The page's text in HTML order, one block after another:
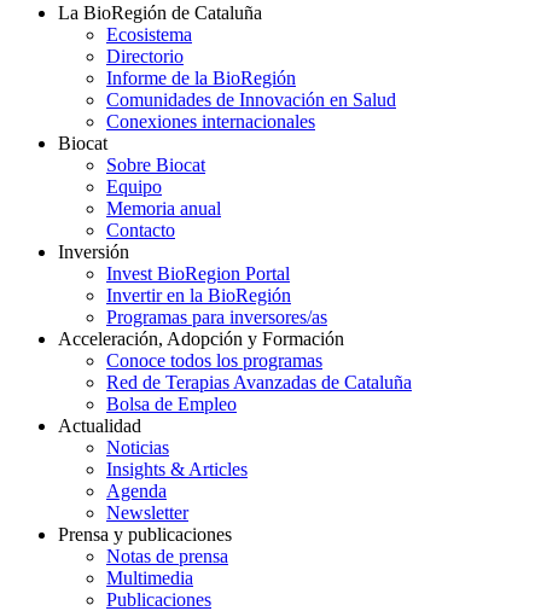
La BioRegión de Cataluña
Ecosistema
Directorio
Informe de la BioRegión
Comunidades de Innovación en Salud
Conexiones internacionales
Biocat
Sobre Biocat
Equipo
Memoria anual
Contacto
Inversión
Invest BioRegion Portal
Invertir en la BioRegión
Programas para inversores/as
Acceleración, Adopción y Formación
Conoce todos los programas
Red de Terapias Avanzadas de Cataluña
Bolsa de Empleo
Actualidad
Noticias
Insights & Articles
Agenda
Newsletter
Prensa y publicaciones
Notas de prensa
Multimedia
Publicaciones